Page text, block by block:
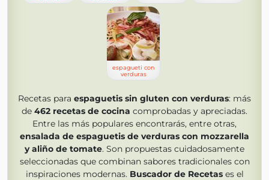
espagueti con
verduras
Recetas para espaguetis sin gluten con verduras: más
de 462 recetas de cocina comprobadas y apreciadas.
Entre las más populares encontrarás, entre otras,
ensalada de espaguetis de verduras con mozzarella
y aliño de tomate. Son propuestas cuidadosamente
seleccionadas que combinan sabores tradicionales con
inspiraciones modernas. Buscador de Recetases el